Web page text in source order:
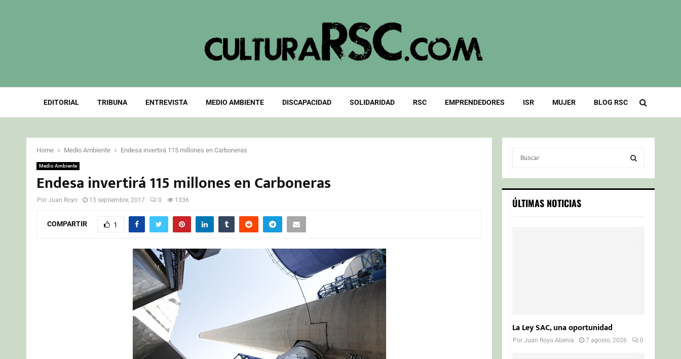
EDITORIAL TRIBUNA ENTREVISTA MEDIO AMBIENTE DISCAPACIDAD SOLIDARIDAD RSC EMPRENDEDORES ISR MUJER BLOG RSC
Home Medio Ambiente Endesa invertirá 115 millones en Carboneras
Medio Ambiente
Endesa invertirá 115 millones en Carboneras
Por Juan Royo 13 septiembre, 2017 0 1336
COMPARTIR 1
c
h
S
ÚLTIMAS NOTICIAS
La Ley SAC, una oportunidad
PorJuan Royo Abenia 7 agosto, 2026 0